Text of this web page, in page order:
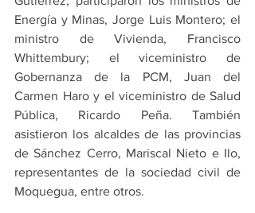
Energía y Minas, Jorge Luis Montero; el
ministro de Vivienda, Francisco
Whittembury; el viceministro de
Gobernanza de la PCM, Juan del
Carmen Haro y el viceministro de Salud
Pública, Ricardo Peña. También
asistieron los alcaldes de las provincias
de Sánchez Cerro, Mariscal Nieto e Ilo,
representantes de la sociedad civil de
Moquegua, entre otros.